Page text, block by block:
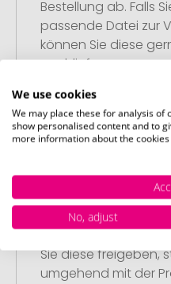
Bestellung ab. Falls
passende Datei zur
können Sie diese
nachliefern.
Schritt 3:
Artikelvorschau und
Sie erhalten von
Druckvorschau mit
Sie diese freigeben,
umgehend mit der
We use cookies
We may place these for analysis
show personalised content and to
more information about the
No, adjust